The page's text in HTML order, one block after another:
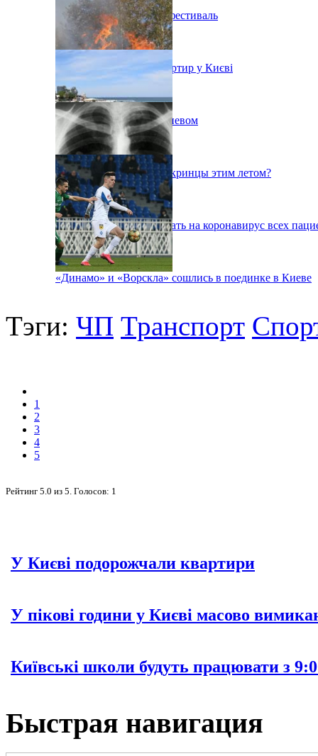
В Киеве состоится эко-фестиваль
Ситуація з орендою квартир у Києві
Пожар на свалке под Киевом
Куда поедут отдыхать укринцы этим летом?
В Киеве будут тестировать на коронавирус всех
«Динамо» и «Ворскла» сошлись в поединке в Киеве
Тэги: ЧП Транспорт
1
2
3
4
5
Рейтинг 5.0 из 5 . Голосов: 1
У Києві подорожчали квартири
У пікові години у Києві масово
Київські школи будуть працювати з
Быстрая навигация